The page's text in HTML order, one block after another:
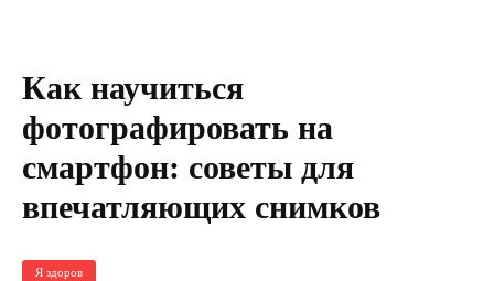
Как научиться
фотографировать на
смартфон: советы для
впечатляющих снимков
Я здоров